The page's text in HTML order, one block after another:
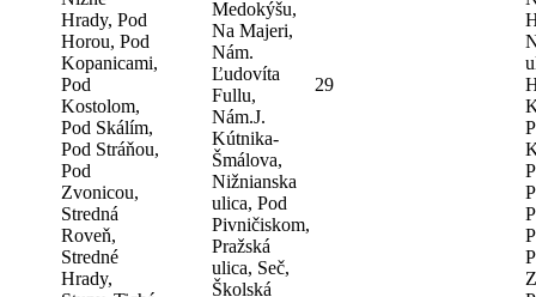
Hrady, Pod
Horou, Pod
Kopanicami,
Pod
Kostolom,
Pod Skálím,
Pod Stráňou,
Pod
Zvonicou,
Stredná
Roveň,
Stredné
Hrady,
Medokýšu,
Na Majeri,
Nám.
Ľudovíta
Fullu,
Nám.J.
Kútnika-
Šmálova,
Nižnianska
ulica, Pod
Pivničiskom,
Pražská
ulica, Seč,
Školská
29